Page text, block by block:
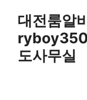
대전룸알
도사무실